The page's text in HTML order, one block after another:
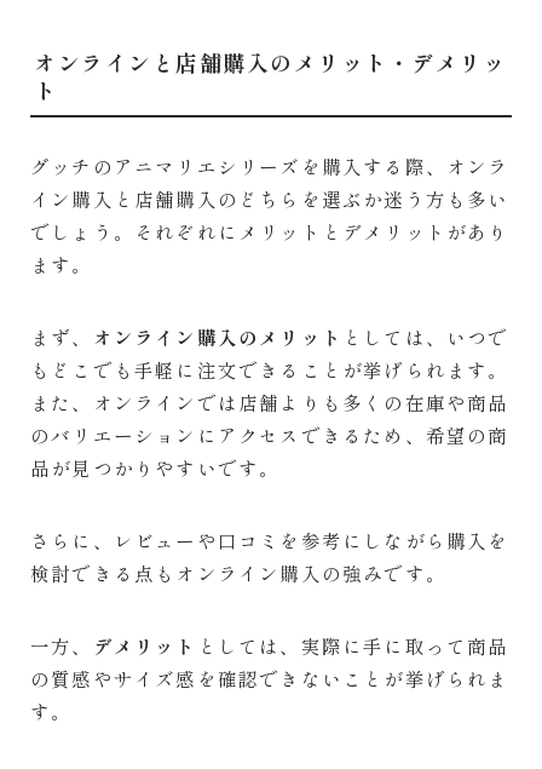
オンラインと店舗購入のメリット・デメリッ
ト
グッチのアニマリエシリーズを購入する際、オンラ
イン購入と店舗購入のどちらを選ぶか迷う方も多い
でしょう。それぞれにメリットとデメリットがあり
ます。
まず、 オンライン購入のメリット としては、いつで
もどこでも手軽に注文できることが挙げられます。
また、オンラインでは店舗よりも多くの在庫や商品
のバリエーションにアクセスできるため、希望の商
品が見つかりやすいです。
さらに、レビューや口コミを参考にしながら購入を
検討できる点もオンライン購入の強みです。
一方、 デメリット としては、実際に手に取って商品
の質感やサイズ感を確認できないことが挙げられま
す。